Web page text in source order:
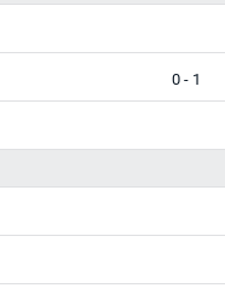
0 - 1